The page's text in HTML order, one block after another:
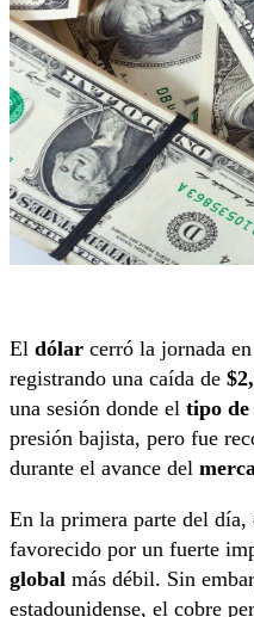
El dólar cerró la jornada
registrando una caída de
una sesión donde el tipo de
presión bajista, pero fue
durante el avance del
En la primera parte del día,
favorecido por un fuerte
global más débil. Sin
estadounidense, el cobre